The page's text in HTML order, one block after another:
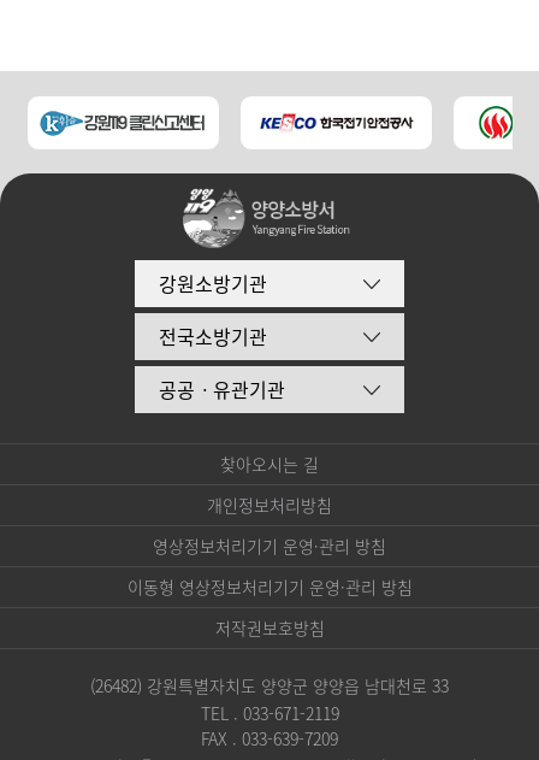
강원소방기관
전국소방기관
공공ㆍ유관기관
찾아오시는 길
개인정보처리방침
영상정보처리기기 운영·관리 방침
이동형 영상정보처리기기 운영·관리 방침
저작권보호방침
(26482) 강원특별자치도 양양군 양양읍 남대천로 33
TEL . 033-671-2119
FAX . 033-639-7209